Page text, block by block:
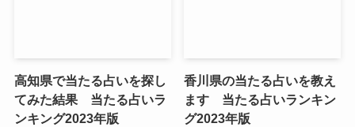
高知県で当たる占いを探し
てみた結果 当たる占いラ
ンキング2023年版
香川県の当たる占いを教え
ます 当たる占いランキン
グ2023年版